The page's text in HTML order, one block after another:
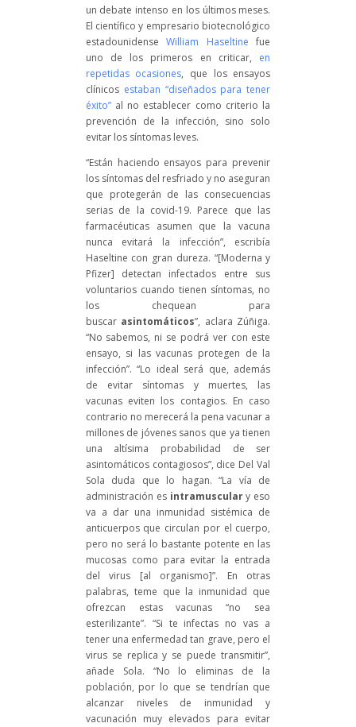
un debate intenso en los últimos meses.
El científico y empresario biotecnológico
estadounidenseWilliam Haseltine fue
uno de los primeros en criticar, en
repetidas ocasiones, que los ensayos
clínicos estaban “diseñados para tener
éxito”al no establecer como criterio la
prevención de la infección, sino solo
evitar los síntomas leves.
“Están haciendo ensayos para prevenir
los síntomas del resfriado y no aseguran
que protegerán de las consecuencias
serias de la covid-19. Parece que las
farmacéuticas asumen que la vacuna
nunca evitará la infección”, escribía
Haseltine con gran dureza. “[Moderna y
Pfizer] detectan infectados entre sus
voluntarios cuando tienen síntomas, no
los chequean para
buscar asintomáticos”, aclara Zúñiga.
“No sabemos, ni se podrá ver con este
ensayo, si las vacunas protegen de la
infección”. “Lo ideal será que, además
de evitar síntomas y muertes, las
vacunas eviten los contagios. En caso
contrario no merecerá la pena vacunar a
millones de jóvenes sanos que ya tienen
una altísima probabilidad de ser
asintomáticos contagiosos”, dice Del Val
Sola duda que lo hagan. “La vía de
administración es intramusculary eso
va a dar una inmunidad sistémica de
anticuerpos que circulan por el cuerpo,
pero no será lo bastante potente en las
mucosas como para evitar la entrada
del virus [al organismo]”. En otras
palabras, teme que la inmunidad que
ofrezcan estas vacunas “no sea
esterilizante”. “Si te infectas no vas a
tener una enfermedad tan grave, pero el
virus se replica y se puede transmitir”,
añade Sola. “No lo eliminas de la
población, por lo que se tendrían que
alcanzar niveles de inmunidad y
vacunación muy elevados para evitar